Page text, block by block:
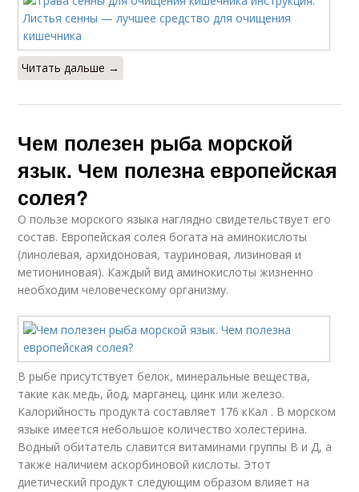
Читать дальше →
Чем полезен рыба морской
язык. Чем полезна европейская
солея?
О пользе морского языка наглядно свидетельствует его
состав. Европейская солея богата на аминокислоты
(линолевая, архидоновая, тауриновая, лизиновая и
метиониновая). Каждый вид аминокислоты жизненно
необходим человеческому организму.
В рыбе присутствует белок, минеральные вещества,
такие как медь, йод, марганец, цинк или железо.
Калорийность продукта составляет 176 кКал . В морском
языке имеется небольшое количество холестерина.
Водный обитатель славится витаминами группы В и Д, а
также наличием аскорбиновой кислоты. Этот
диетический продукт следующим образом влияет на